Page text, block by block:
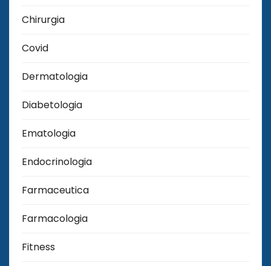
Chirurgia
Covid
Dermatologia
Diabetologia
Ematologia
Endocrinologia
Farmaceutica
Farmacologia
Fitness